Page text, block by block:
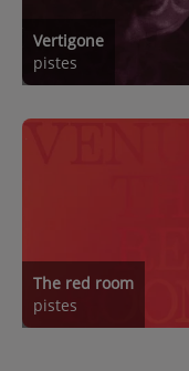
Vertigone
pistes
The red room
pistes